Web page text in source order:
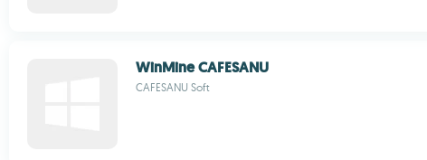
WinMine CAFESANU
CAFESANU Soft